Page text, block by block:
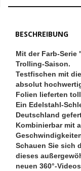
BESCHREIBUNG
Mit der Farb-Serie
Trolling-Saison.
Testfischen mit
absolut
Folien lieferten
Ein Edelstahl-
Deutschland
Kombinierbar mit
Schauen Sie sich
dieses
neuen 360°-